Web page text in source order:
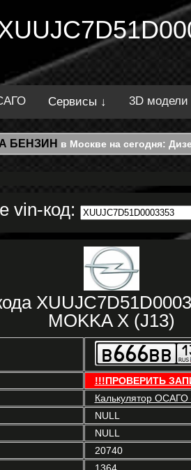
Сервисы ↓ 3D модели
БЕНЗИН в Москве на сегодня:
vin-код:
MOKKA X (J13)
!!!ПРОВЕРИТЬ
Калькулятор ОСАГО
NULL
NULL
20740